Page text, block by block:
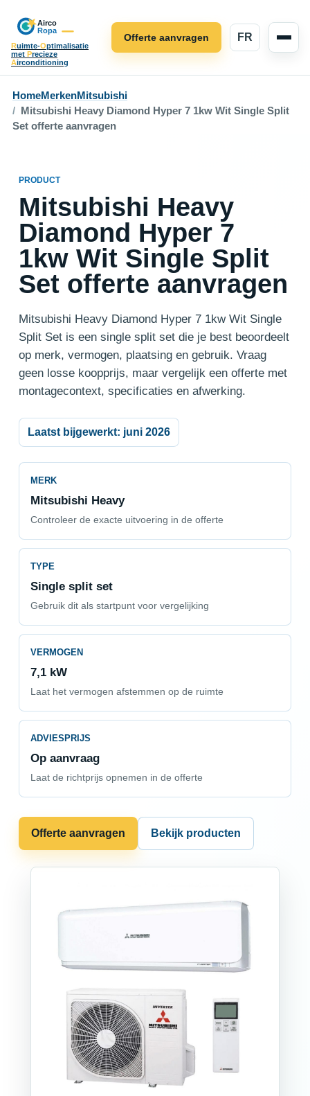
Ruimte-Optimalisatie
met Precieze
Airconditioning
FR
Offerte aanvragen
HomeMerkenMitsubishi
Mitsubishi Heavy Diamond Hyper 7 1kw Wit Single Split
Set offerte aanvragen
PRODUCT
Mitsubishi Heavy
Diamond Hyper 7
1kw Wit Single Split
Set offerte aanvragen
Mitsubishi Heavy Diamond Hyper 7 1kw Wit Single
Split Set is een single split set die je best beoordeelt
op merk, vermogen, plaatsing en gebruik. Vraag
geen losse koopprijs, maar vergelijk een offerte met
montagecontext, specificaties en afwerking.
Laatst bijgewerkt: juni 2026
MERK
Mitsubishi Heavy
Controleer de exacte uitvoering in de offerte
TYPE
Single split set
Gebruik dit als startpunt voor vergelijking
VERMOGEN
7,1 kW
Laat het vermogen afstemmen op de ruimte
ADVIESPRIJS
Op aanvraag
Laat de richtprijs opnemen in de offerte
Offerte aanvragen Bekijk producten